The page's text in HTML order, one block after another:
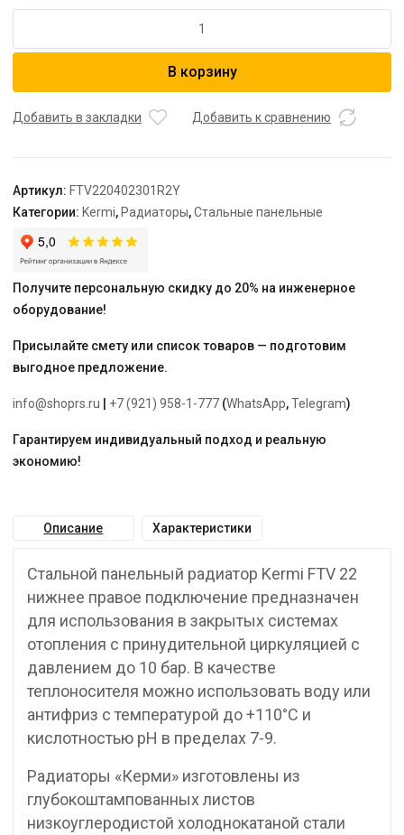
Радиатор,
100*400*2300,
RAL
9016
(белый),
Kermi
В корзину
Добавить в закладки Добавить к сравнению
Артикул: FTV220402301R2Y
Категории: Kermi, Радиаторы,Стальные панельные
Получите персональную скидку до 20% на инженерное
оборудование!
Присылайте смету или список товаров — подготовим
выгодное предложение.
info@shoprs.ru +7 (921) 958-1-777 (WhatsApp,Telegram)
Гарантируем индивидуальный подход и реальную
экономию!
Описание Характеристики
Стальной панельный радиатор Kermi FTV 22
нижнее правое подключение предназначен
для использования в закрытых системах
отопления с принудительной циркуляцией с
давлением до 10 бар. В качестве
теплоносителя можно использовать воду или
антифриз с температурой до +110°C и
кислотностью pH в пределах 7-9.
Радиаторы «Керми» изготовлены из
глубокоштампованных листов
низкоуглеродистой холоднокатаной стали